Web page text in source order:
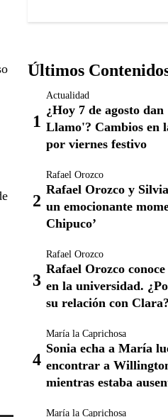
Últimos
Actualidad
¿Hoy 7 de agosto
Llamo'? Cambios en
por viernes festivo
Rafael Orozco
Rafael Orozco y
un emocionante
Chipuco’
Rafael Orozco
Rafael Orozco
en la universidad.
su relación con Clara?
María la Caprichosa
Sonia echa a María
encontrar a
mientras estaba
María la Caprichosa